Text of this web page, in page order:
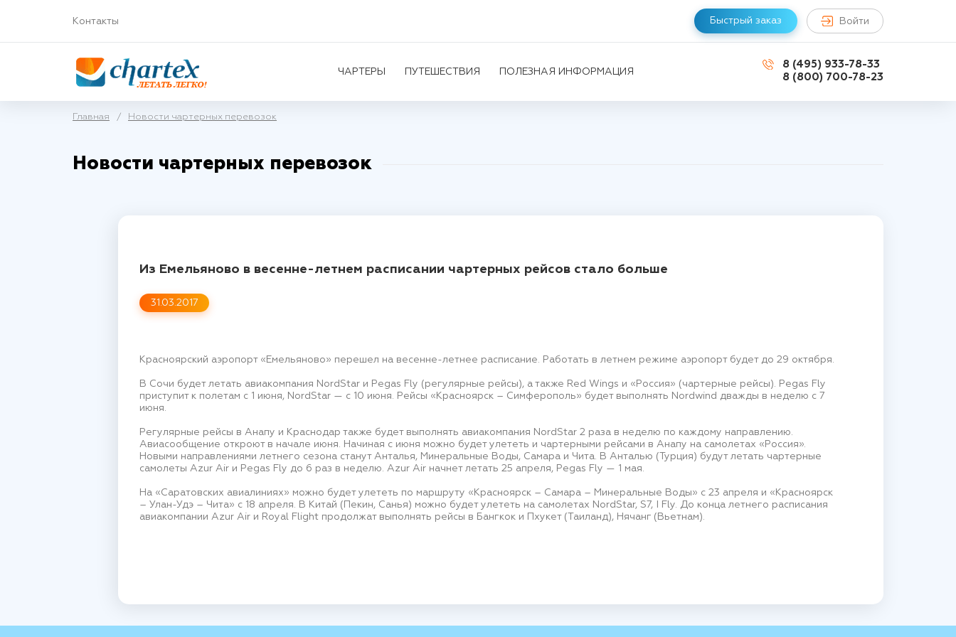
Контакты Быстрый заказ Войти
ЧАРТЕРЫ ПУТЕШЕСТВИЯ ПОЛЕЗНАЯ ИНФОРМАЦИЯ
8 (495) 933-78-33
8 (800) 700-78-23
Главная / Новости чартерных перевозок
Новости чартерных перевозок
31.03.2017
Из Емельяново в весенне-летнем расписании чартерных рейсов стало больше
Красноярский аэропорт «Емельяново» перешел на весенне-летнее расписание. Работать в летнем режиме аэропорт будет до 29 октября.
В Сочи будет летать авиакомпания NordStar и Pegas Fly (регулярные рейсы), а также Red Wings и «Россия» (чартерные рейсы). Pegas Fly
приступит к полетам с 1 июня, NordStar — с 10 июня. Рейсы «Красноярск – Симферополь» будет выполнять Nordwind дважды в неделю с 7
июня.
Регулярные рейсы в Анапу и Краснодар также будет выполнять авиакомпания NordStar 2 раза в неделю по каждому направлению.
Авиасообщение откроют в начале июня. Начиная с июня можно будет улететь и чартерными рейсами в Анапу на самолетах «Россия».
Новыми направлениями летнего сезона станут Анталья, Минеральные Воды, Самара и Чита. В Анталью (Турция) будут летать чартерные
самолеты Azur Air и Pegas Fly до 6 раз в неделю. Azur Air начнет летать 25 апреля, Pegas Fly — 1 мая.
На «Саратовских авиалиниях» можно будет улететь по маршруту «Красноярск – Самара – Минеральные Воды» с 23 апреля и «Красноярск
– Улан-Удэ – Чита» с 18 апреля. В Китай (Пекин, Санья) можно будет улететь на самолетах NordStar, S7, I Fly. До конца летнего расписания
авиакомпании Azur Air и Royal Flight продолжат выполнять рейсы в Бангкок и Пхукет (Таиланд), Нячанг (Вьетнам).